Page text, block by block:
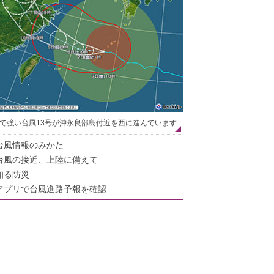
強い台風13号が沖永良部島付近を西に進んでいます
風情報のみかた
風の接近、上陸に備えて
る防災
プリで台風進路予報を確認